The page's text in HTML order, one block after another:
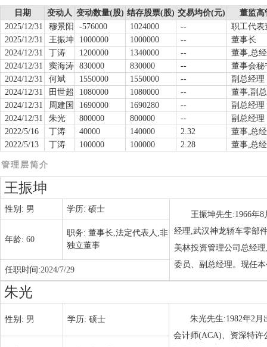
日期 变动人 变动数量(股) 结存股票(股) 交易均价(元)
董监高
2025/12/31
穆景阳 -576000 1024000 --
职工代表
2025/12/31
王振坤 1000000 1000000 --
董事长
2024/12/31
丁涛 1200000 1340000 --
董事,总
2024/12/31
窦海涛 830000 830000 --
董事会秘
2024/12/31
何斌 1550000 1550000 --
副总经理
2024/12/31
田世超 1080000 1080000 --
董事,副
2024/12/31
周建国 1690000 1690280 --
副总经理
2024/12/31
朱光 800000 800000 --
副总经理
2022/5/16
丁涛 40000 140000 2.32
董事,总
2022/5/13
丁涛 100000 100000 2.28 董事,总
管理层简介
王振坤
性别: 男 学历: 硕士
王振坤先生:1966年
经理,武汉神龙轿车零部
美林投资管理公司总经
委员、副总经理。现任
年龄: 60
职务: 董事长,法定代表人,非
独立董事
任职时间:2024/7/29
朱光
性别: 男 学历: 硕士
朱光先生:1982年2
会计师(ACA)、资深特许